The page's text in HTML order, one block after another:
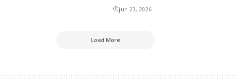
jun 23, 2026
Load More